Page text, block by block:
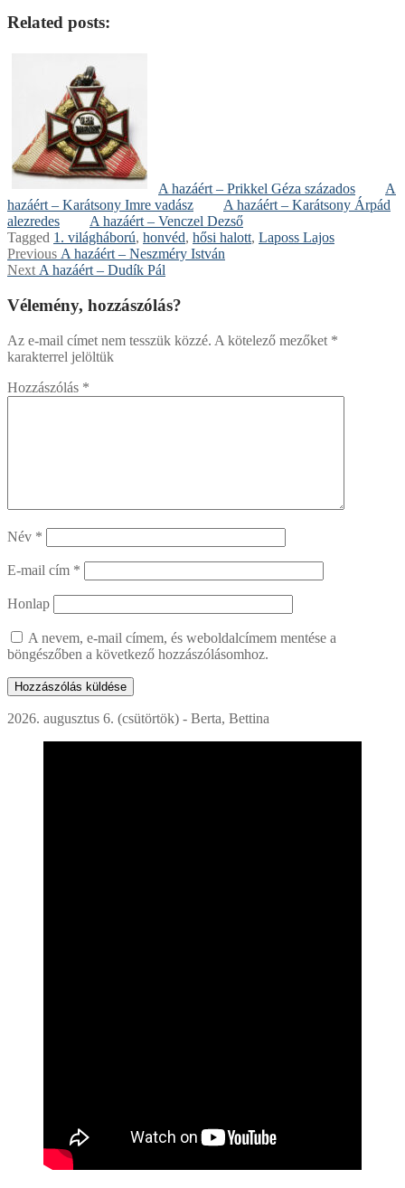
Related posts:
A hazáért – Prikkel Géza százados
A
hazáért – Karátsony Imre vadász
A hazáért – Karátsony Árpád
alezredes
A hazáért – Venczel Dezső
Tagged 1. világháború, honvéd, hősi halott, Laposs Lajos
Bejegyzés
navigáció
Previous Previous
post:
A hazáért – Neszméry István
Next Next
A hazáért – Dudík Pál
Vélemény, hozzászólás?
Az e-mail címet nem tesszük közzé. A kötelező mezőket *
karakterrel jelöltük
Hozzászólás *
Név *
E-mail cím *
Honlap
A nevem, e-mail címem, és weboldalcímem mentése a
böngészőben a következő hozzászólásomhoz.
2026. augusztus 6. (csütörtök) - Berta, Bettina